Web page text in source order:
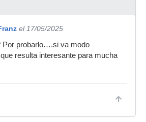
el 17/05/2025
Por probarlo….si va modo
resulta interesante para mucha